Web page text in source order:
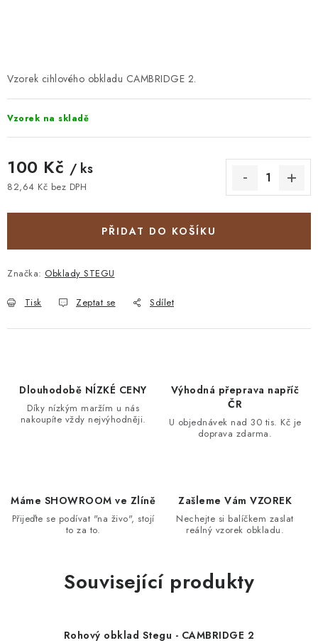
KONTAKT DOPRAVA A PLATBA
VZORKOVNA
PRAKTICKÉ RADY
VZOREK
INSPIRACE
PROČ KOUPIT U NÁS?
Vzorek cihlového obkladu CAMBRIDGE 2.
Vzorek na skladě
100 Kč / ks
82,64 Kč bez DPH
PŘIDAT DO KOŠÍKU
Značka: Obklady STEGU
Tisk Zeptat se Sdílet
Dlouhodobě NÍZKÉ CENY
Díky nízkým maržím u nás
nakoupíte vždy nejvýhodněji.
Výhodná přeprava napříč
ČR
U objednávek nad 30 tis. Kč je
doprava zdarma.
Máme SHOWROOM ve Zlíně
Přijeďte se podívat "na živo", stojí
to za to.
Zašleme Vám VZOREK
Nechejte si balíčkem zaslat
reálný vzorek obkladu.
Související produkty
Rohový obklad Stegu - CAMBRIDGE 2